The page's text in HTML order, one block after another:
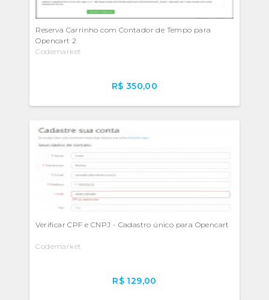
Reserva Carrinho com Contador de Tempo para
Opencart 2
Codemarket
R$ 350,00
Verificar CPF e CNPJ - Cadastro único para Opencart
Codemarket
R$ 129,00